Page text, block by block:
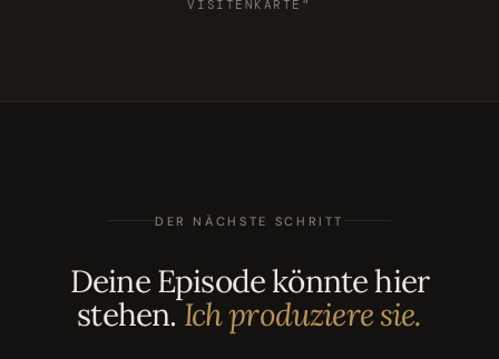
VISITENKARTE"
DER NÄCHSTE SCHRITT
Deine Episode könnte hier
stehen.Ich produziere sie.